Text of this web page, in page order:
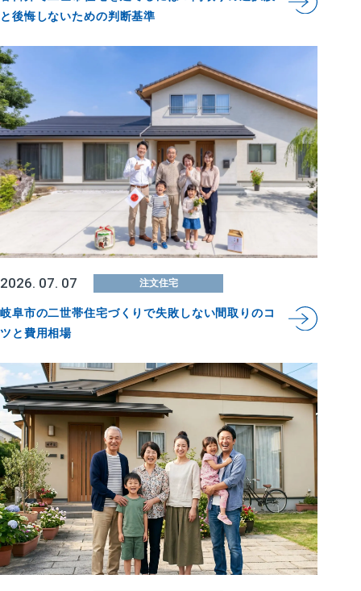
と後悔しないための判断基準
2026. 07. 07 注文住宅
岐阜市の二世帯住宅づくりで失敗しない間取りのコ
ツと費用相場